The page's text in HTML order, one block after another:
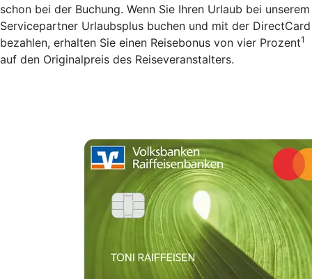
schon bei der Buchung. Wenn Sie Ihren Urlaub bei unserem
Servicepartner Urlaubsplus buchen und mit der DirectCard
bezahlen, erhalten Sie einen Reisebonus von vier Prozent1
auf den Originalpreis des Reiseveranstalters.